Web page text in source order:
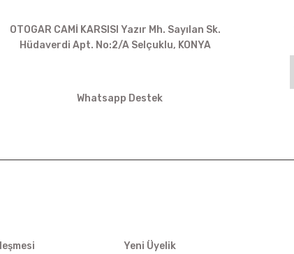
OTOGAR CAMİ KARSISI Yazır Mh. Sayılan Sk.
Hüdaverdi Apt. No:2/A Selçuklu, KONYA
Whatsapp Destek
Yeni Üyelik